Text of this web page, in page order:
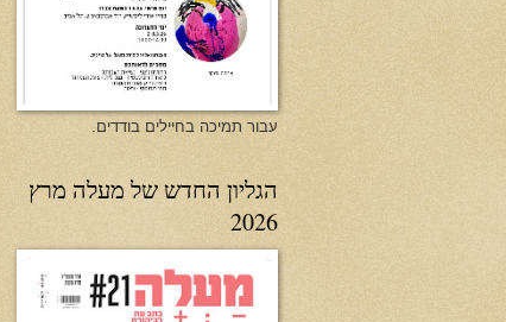
עבור תמיכה בחיילים בודדים.
הגליון החדש של מעלה מרץ
2026